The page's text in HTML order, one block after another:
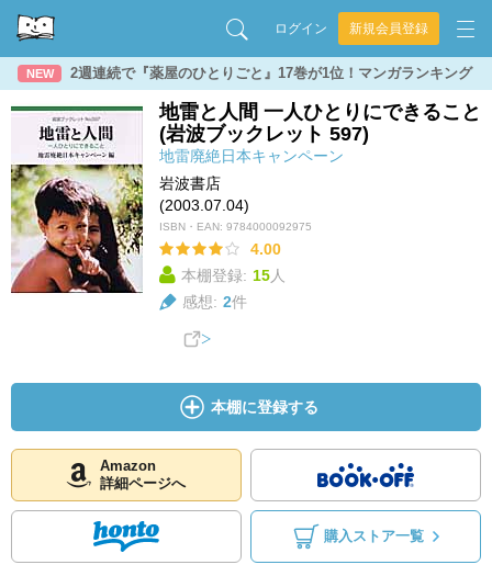
ログイン 新規会員登録
NEW 2週連続で『薬屋のひとりごと』17巻が1位！マンガランキング
地雷と人間 一人ひとりにできること
(岩波ブックレット 597)
地雷廃絶日本キャンペーン
岩波書店
(2003.07.04)
ISBN・EAN: 9784000092975
4.00
本棚登録: 15人
感想: 2件
本棚に登録する
Amazon
詳細ページへ
購入ストア一覧